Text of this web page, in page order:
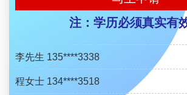
注：学历必须真实有效
陈先生 189****1098
李先生 135****3338
程女士 134****3518